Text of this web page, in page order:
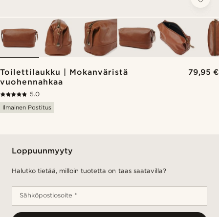
Toilettilaukku | Mokanväristä
vuohennahkaa
79,95 €
5.0
Ilmainen Postitus
Loppuunmyyty
Halutko tietää, milloin tuotetta on taas saatavilla?
Sähköpostiosoite *